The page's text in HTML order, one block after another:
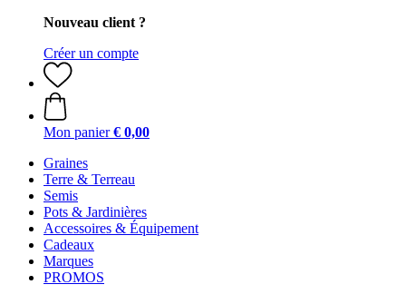
Nouveau client ?
Créer un compte
Mon panier € 0,00
Graines
Terre & Terreau
Semis
Pots & Jardinières
Accessoires & Équipement
Cadeaux
Marques
PROMOS